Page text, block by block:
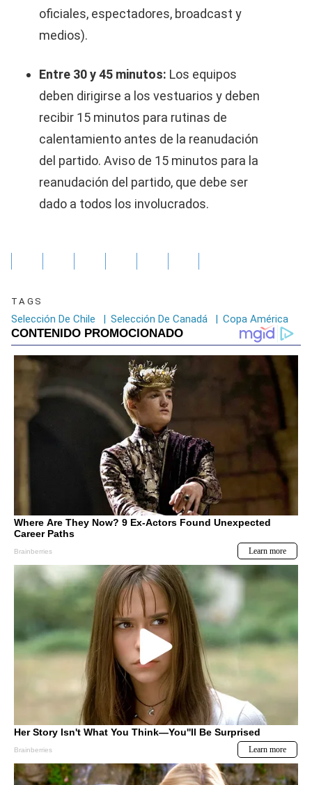
oficiales, espectadores, broadcast y
medios).
Entre 30 y 45 minutos: Los equipos
deben dirigirse a los vestuarios y deben
recibir 15 minutos para rutinas de
calentamiento antes de la reanudación
del partido. Aviso de 15 minutos para la
reanudación del partido, que debe ser
dado a todos los involucrados.
TAGS
Selección De Chile | Selección De Canadá | Copa América